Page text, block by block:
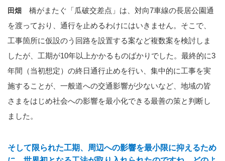
田畑
橋がまたぐ「瓜破交差点」は、対向7車線の長居公園通
を渡っており、通行を止めるわけにはいきません。そこで、
工事箇所に仮設のう回路を設置する案など複数案を検討しま
したが、工期が10年以上かかるものばかりでした。最終的に3
年間（当初想定）の終日通行止めを行い、集中的に工事を実
施することが、一般道への交通影響が少ないなど、地域の皆
さまをはじめ社会への影響を最小化できる最善の策と判断し
ました。
そして限られた工期、周辺への影響を最小限に抑えるため